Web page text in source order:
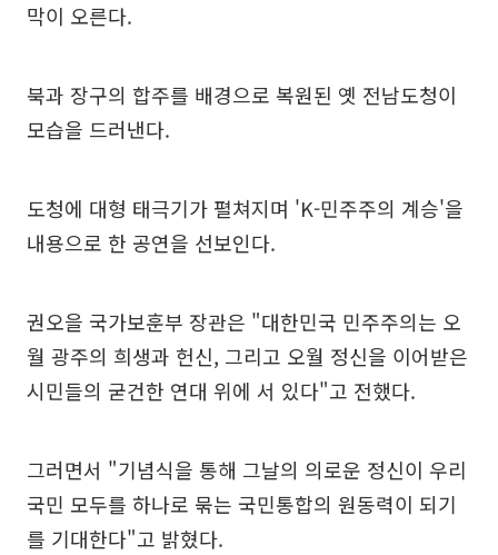
막이 오른다.
북과 장구의 합주를 배경으로 복원된 옛 전남도청이
모습을 드러낸다.
도청에 대형 태극기가 펼쳐지며 'K-민주주의 계승'을
내용으로 한 공연을 선보인다.
권오을 국가보훈부 장관은 "대한민국 민주주의는 오
월 광주의 희생과 헌신, 그리고 오월 정신을 이어받은
시민들의 굳건한 연대 위에 서 있다"고 전했다.
그러면서 "기념식을 통해 그날의 의로운 정신이 우리
국민 모두를 하나로 묶는 국민통합의 원동력이 되기
를 기대한다"고 밝혔다.